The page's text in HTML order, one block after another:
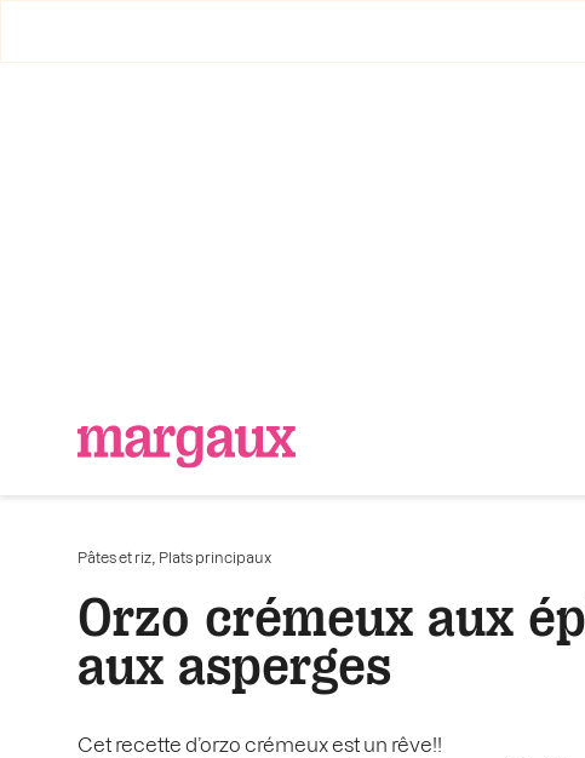
Pâtes et riz Plats principaux
Orzo crémeux aux
aux asperges
Cet recette d’orzo crémeux est un rêve!!